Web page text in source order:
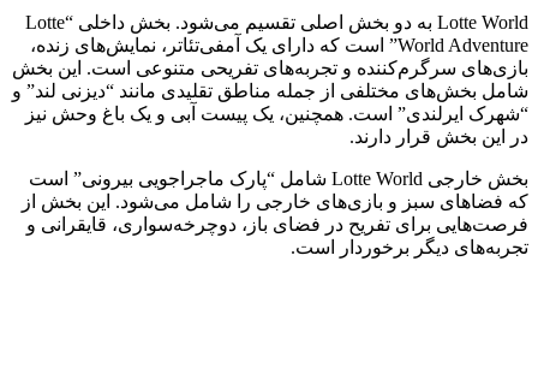
Lotte World به دو بخش اصلی تقسیم می‌شود. بخش داخلی “Lotte
World Adventure” است که دارای یک آمفی‌تئاتر، نمایش‌های زنده،
بازی‌های سرگرم‌کننده و تجربه‌های تفریحی متنوعی است. این بخش
شامل بخش‌های مختلفی از جمله مناطق تقلیدی مانند “دیزنی لند” و
“شهرک ایرلندی” است. همچنین، یک پیست آبی و یک باغ وحش نیز
در این بخش قرار دارند.
بخش خارجی Lotte World شامل “پارک ماجراجویی بیرونی” است
که فضاهای سبز و بازی‌های خارجی را شامل می‌شود. این بخش از
فرصت‌هایی برای تفریح در فضای باز، دوچرخه‌سواری، قایقرانی و
تجربه‌های دیگر برخوردار است.